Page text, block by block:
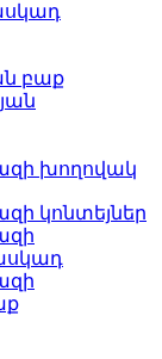
բաք
խողովակ
կոնտեյներ